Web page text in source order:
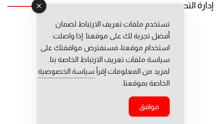
إدارة التحرير
رئيس التحرير: عبد الرحيم التوراني
رئيس التحرير المساعد: المعطي قبال
مديرة التحرير: فاطمة حوحو
جميع حقوق النشر محفوظة © 2026
نستخدم ملفات تعريف الارتباط لضمان
أفضل تجربة لك على موقعنا. إذا واصلت
استخدام موقعنا، فسنفترض موافقتك على
سياسة ملفات تعريف الارتباط الخاصة بنا.
لمزيد من المعلومات إقرأ سياسة الخصوصية
الخاصة بموقعنا.
موافق